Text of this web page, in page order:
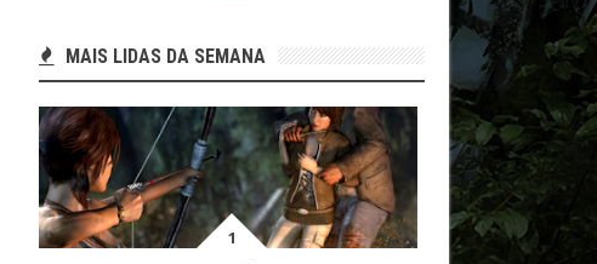
MAIS LIDAS DA SEMANA